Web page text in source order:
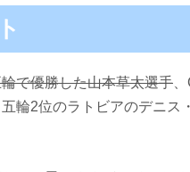
で優勝した山本草太選手
輪2位のラトビアのデニス